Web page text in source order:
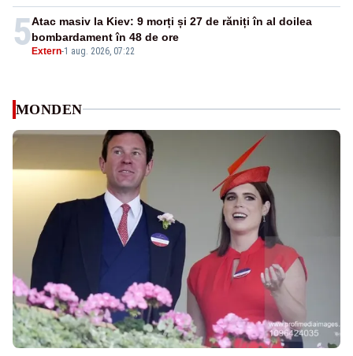
5Extern-1 aug. 2026, 07:22
Atac masiv la Kiev: 9 morți și 27 de răniți în al doilea
bombardament în 48 de ore
MONDEN